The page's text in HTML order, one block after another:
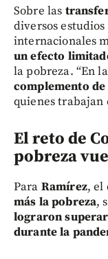
Sobre las
diversos estudios
internacionales
un efecto
la pobreza. “En
complemento
quienes
El reto de
pobreza
Para Ramírez, el
más la pobreza,
lograron
durante la